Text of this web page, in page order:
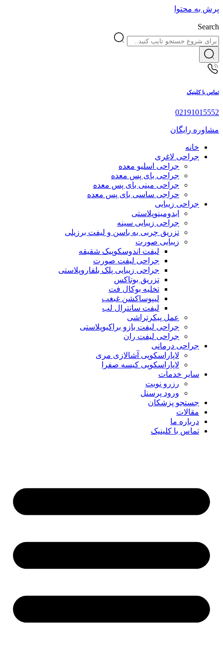
پرش به محتوا
Search
تماس با کلینیک
02191015552
مشاوره رایگان
خانه
جراحی لاغری
جراحی اسلیو معده
جراحی بای پس معده
جراحی مینی بای پس معده
حراجی ساسی بای پس معده
جراحی زیبایی
ابدومینوپلاستی
جراحی زیبایی سینه
تزریق چربی به باسن و لیفت برزیلی
زیبایی صورت
لیفت اندوسکوپیک شقیقه
جراحی لیفت صورت
جراحی زیبایی پلک بلفاروپلاستی
تزریق بوتاکس
تخلیه بوکال فت
لیپوساکشن غبغب
لیفت سانترال لب
عمل پیکرتراشی
جراحی لیفت بازو براکیوپلاستی
جراحی لیفت ران
جراحی درمانی
لاپاراسکوپی آشالازی مری
لاپاراسکوپی کیسه صفرا
سایر خدمات
رزرو نوبت
ورود پرسنل
جستجو پزشکان
مقالات
درباره ما
تماس با کلینیک